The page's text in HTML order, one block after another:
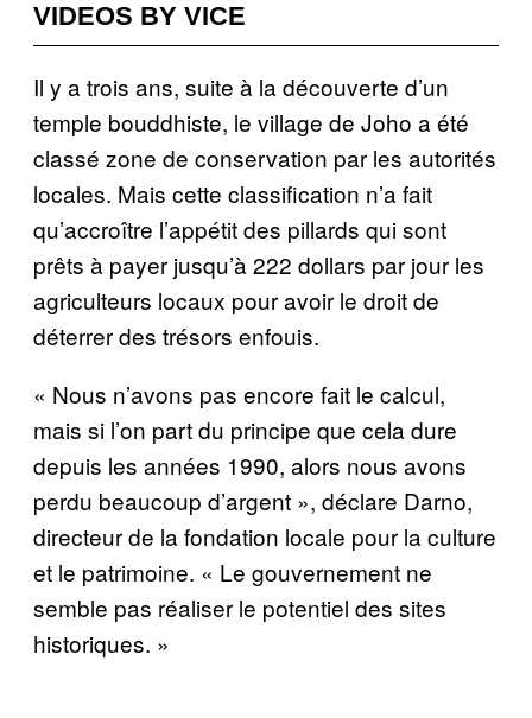
VIDEOS BY VICE
Il y a trois ans, suite à la découverte d’un
temple bouddhiste, le village de Joho a été
classé zone de conservation par les autorités
locales. Mais cette classification n’a fait
qu’accroître l’appétit des pillards qui sont
prêts à payer jusqu’à 222 dollars par jour les
agriculteurs locaux pour avoir le droit de
déterrer des trésors enfouis.
« Nous n’avons pas encore fait le calcul,
mais si l’on part du principe que cela dure
depuis les années 1990, alors nous avons
perdu beaucoup d’argent », déclare Darno,
directeur de la fondation locale pour la culture
et le patrimoine. « Le gouvernement ne
semble pas réaliser le potentiel des sites
historiques. »